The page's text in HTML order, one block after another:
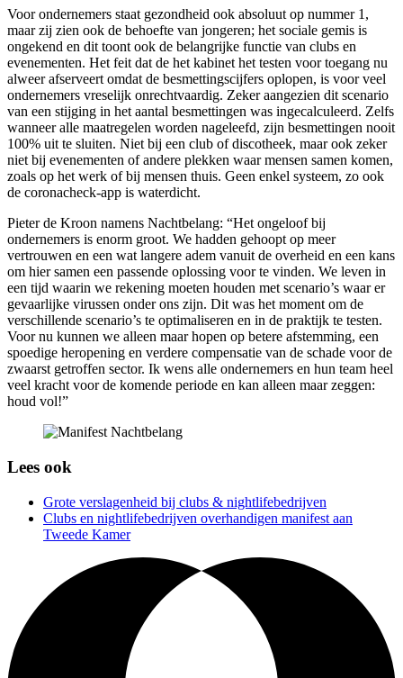
Voor ondernemers staat gezondheid ook absoluut op nummer 1,
maar zij zien ook de behoefte van jongeren; het sociale gemis is
ongekend en dit toont ook de belangrijke functie van clubs en
evenementen. Het feit dat de het kabinet het testen voor toegang nu
alweer afserveert omdat de besmettingscijfers oplopen, is voor veel
ondernemers vreselijk onrechtvaardig. Zeker aangezien dit scenario
van een stijging in het aantal besmettingen was ingecalculeerd. Zelfs
wanneer alle maatregelen worden nageleefd, zijn besmettingen nooit
100% uit te sluiten. Niet bij een club of discotheek, maar ook zeker
niet bij evenementen of andere plekken waar mensen samen komen,
zoals op het werk of bij mensen thuis. Geen enkel systeem, zo ook
de coronacheck-app is waterdicht.
Pieter de Kroon namens Nachtbelang: “Het ongeloof bij
ondernemers is enorm groot. We hadden gehoopt op meer
vertrouwen en een wat langere adem vanuit de overheid en een kans
om hier samen een passende oplossing voor te vinden. We leven in
een tijd waarin we rekening moeten houden met scenario’s waar er
gevaarlijke virussen onder ons zijn. Dit was het moment om de
verschillende scenario’s te optimaliseren en in de praktijk te testen.
Voor nu kunnen we alleen maar hopen op betere afstemming, een
spoedige heropening en verdere compensatie van de schade voor de
zwaarst getroffen sector. Ik wens alle ondernemers en hun team heel
veel kracht voor de komende periode en kan alleen maar zeggen:
houd vol!”
Lees ook
Grote verslagenheid bij clubs & nightlifebedrijven
Clubs en nightlifebedrijven overhandigen manifest aan
Tweede Kamer